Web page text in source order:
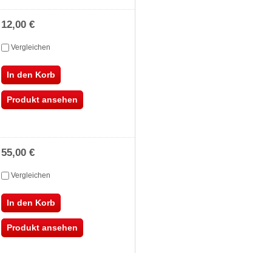
12,00 €
Vergleichen
In den Korb
Produkt ansehen
55,00 €
Vergleichen
In den Korb
Produkt ansehen